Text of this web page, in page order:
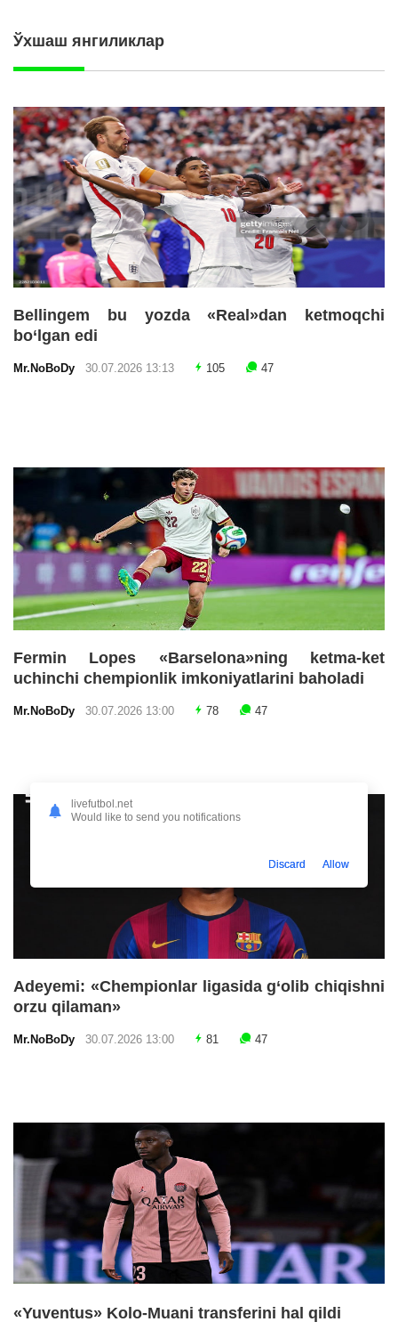
Ўхшаш янгиликлар
Bellingem bu yozda «Real»dan ketmoqchi
bo‘lgan edi
Mr.NoBoDy 30.07.2026 13:13 105 47
Fermin Lopes «Barselona»ning ketma-ket
uchinchi chempionlik imkoniyatlarini baholadi
Mr.NoBoDy 30.07.2026 13:00 78 47
Adeyemi: «Chempionlar ligasida g‘olib chiqishni
orzu qilaman»
Mr.NoBoDy 30.07.2026 13:00 81 47
«Yuventus» Kolo-Muani transferini hal qildi
livefutbol.net
Would like to send you notifications
Discard Allow